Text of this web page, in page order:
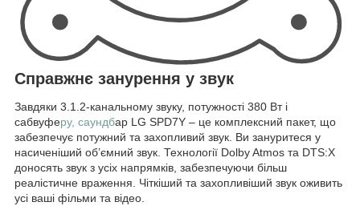
Справжнє занурення у звук
Завдяки 3.1.2-канальному звуку, потужності 380 Вт і
сабвуферу, саундбар LG SPD7Y – це комплексний пакет, що
забезпечує потужний та захопливий звук. Ви зануритеся у
насиченіший об’ємний звук. Технології Dolby Atmos та DTS:X
доносять звук з усіх напрямків, забезпечуючи більш
реалістичне враження. Чіткіший та захопливіший звук оживить
усі ваші фільми та відео.